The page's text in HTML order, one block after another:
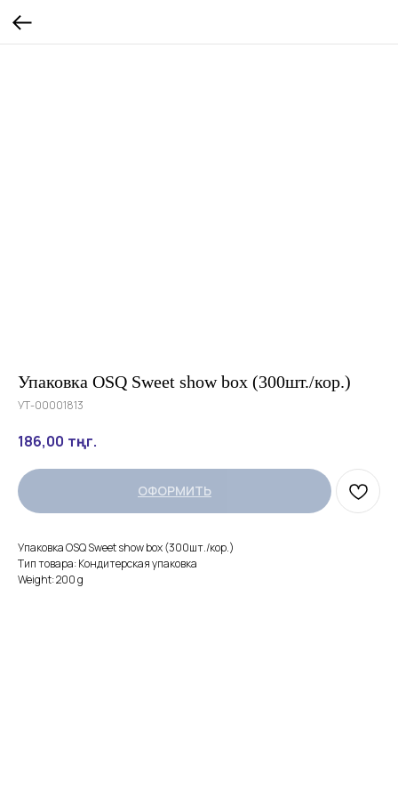
Упаковка OSQ Sweet show box (300шт./кор.)
УТ-00001813
186,00 тңг.
ОФОРМИТЬ
Упаковка OSQ Sweet show box (300шт./кор.)
Тип товара: Кондитерская упаковка
Weight: 200 g